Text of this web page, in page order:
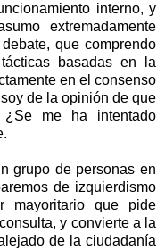
interno, y
extremadamente
que comprendo
basadas en la
en el consenso
de la opinión de que
¿Se me ha intentado
grupo de personas en
de izquierdismo
mayoritario que pide
y convierte a la
de la ciudadanía